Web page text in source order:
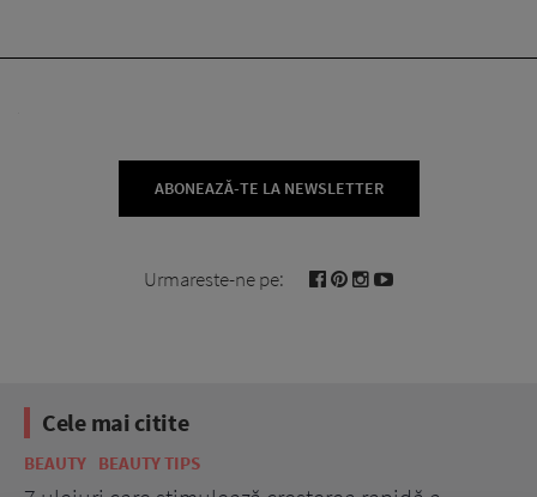
ABONEAZĂ-TE LA NEWSLETTER
Urmareste-ne pe:
Cele mai citite
BEAUTY BEAUTY TIPS